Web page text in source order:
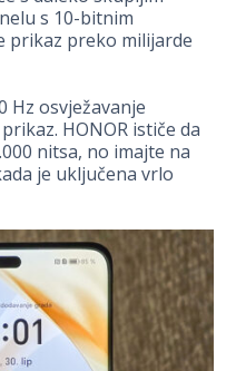
s 10-bitnim
prikaz preko milijarde
Hz osvježavanje
HONOR ističe da
nitsa, no imajte na
je uključena vrlo